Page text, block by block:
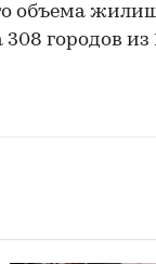
объема
городов из